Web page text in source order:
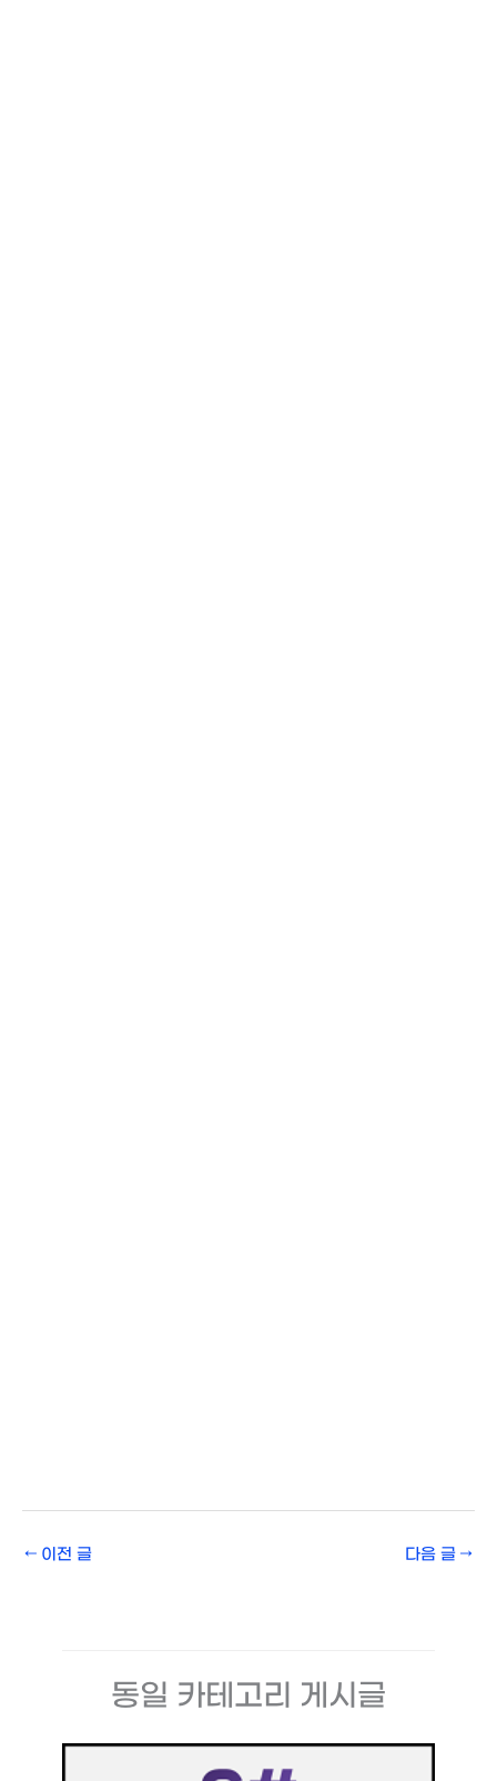
← 이전 글 다음 글 →
동일 카테고리 게시글